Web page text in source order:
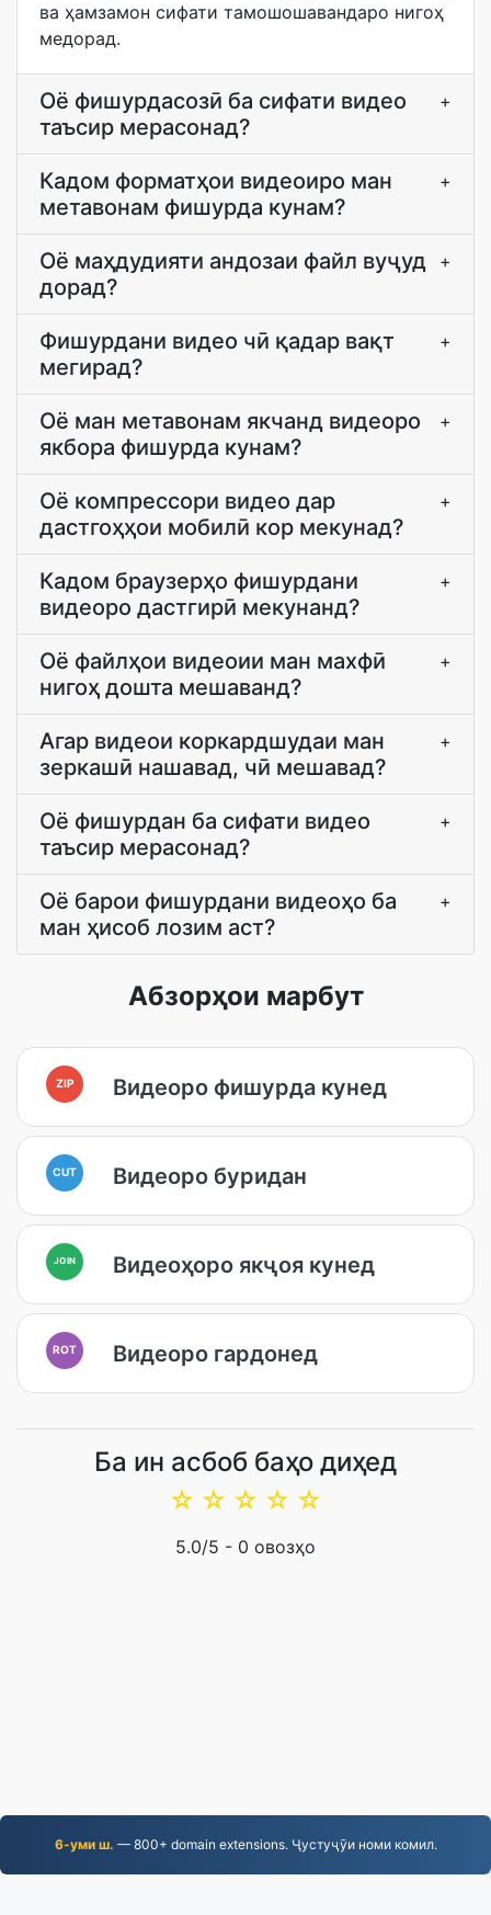
ва ҳамзамон сифати тамошошавандаро нигоҳ
медорад.
Оё фишурдасозӣ ба сифати видео
таъсир мерасонад?
+
Кадом форматҳои видеоиро ман
метавонам фишурда кунам?
+
Оё маҳдудияти андозаи файл вуҷуд
дорад?
+
Фишурдани видео чӣ қадар вақт
мегирад?
+
Оё ман метавонам якчанд видеоро
якбора фишурда кунам?
+
Оё компрессори видео дар
дастгоҳҳои мобилӣ кор мекунад?
+
Кадом браузерҳо фишурдани
видеоро дастгирӣ мекунанд?
+
Оё файлҳои видеоии ман махфӣ
нигоҳ дошта мешаванд?
+
Агар видеои коркардшудаи ман
зеркашӣ нашавад, чӣ мешавад?
+
Оё фишурдан ба сифати видео
таъсир мерасонад?
+
Оё барои фишурдани видеоҳо ба
ман ҳисоб лозим аст?
+
Абзорҳои марбут
ZIP Видеоро фишурда кунед
CUT Видеоро буридан
JOIN Видеоҳоро якҷоя кунед
ROT Видеоро гардонед
Ба ин асбоб баҳо диҳед
☆
☆
☆
☆
☆
5.0/5 - 0 овозҳо
6-уми ш. — 800+ domain extensions. Ҷустуҷӯи номи комил.